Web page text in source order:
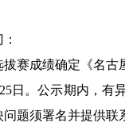
赛成绩确定《名古
日。公示期内，
题须署名并提供联